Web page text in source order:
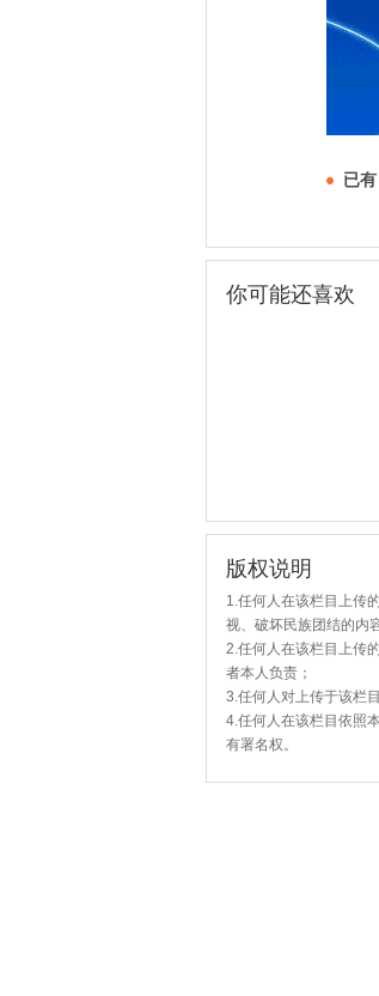
已有
你可能还喜欢
版权说明
1.任何人在该栏目上传
视、破坏民族团结的内
2.任何人在该栏目上传
者本人负责；
3.任何人对上传于该栏
4.任何人在该栏目依照
有署名权。